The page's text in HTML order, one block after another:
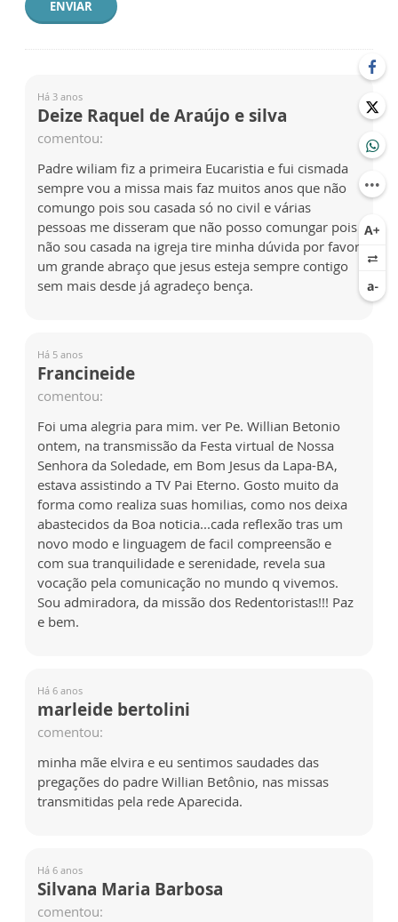
ENVIAR
Há 3 anos
Deize Raquel de Araújo e silva
comentou:
Padre wiliam fiz a primeira Eucaristia e fui cismada
sempre vou a missa mais faz muitos anos que não
comungo pois sou casada só no civil e várias
pessoas me disseram que não posso comungar pois
não sou casada na igreja tire minha dúvida por favor
um grande abraço que jesus esteja sempre contigo
sem mais desde já agradeço bença.
Há 5 anos
Francineide
comentou:
Foi uma alegria para mim. ver Pe. Willian Betonio
ontem, na transmissão da Festa virtual de Nossa
Senhora da Soledade, em Bom Jesus da Lapa-BA,
estava assistindo a TV Pai Eterno. Gosto muito da
forma como realiza suas homilias, como nos deixa
abastecidos da Boa noticia...cada reflexão tras um
novo modo e linguagem de facil compreensão e
com sua tranquilidade e serenidade, revela sua
vocação pela comunicação no mundo q vivemos.
Sou admiradora, da missão dos Redentoristas!!! Paz
e bem.
Há 6 anos
marleide bertolini
comentou:
minha mãe elvira e eu sentimos saudades das
pregações do padre Willian Betônio, nas missas
transmitidas pela rede Aparecida.
Há 6 anos
Silvana Maria Barbosa
comentou: